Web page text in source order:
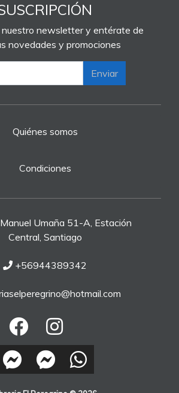
nuestro newsletter y entérate de
novedades y promociones
Enviar
Quiénes somos
Condiciones
Umaña 51-A, Estación
Central, Santiago
+56944389342